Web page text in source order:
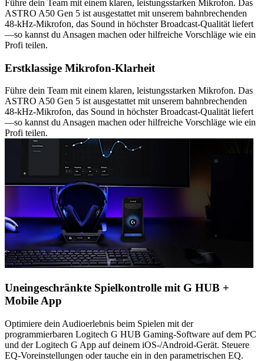
Führe dein Team mit einem klaren, leistungsstarken Mikrofon. Das
ASTRO A50 Gen 5 ist ausgestattet mit unserem bahnbrechenden
48-kHz-Mikrofon, das Sound in höchster Broadcast-Qualität liefert
—so kannst du Ansagen machen oder hilfreiche Vorschläge wie ein
Profi teilen.
Erstklassige Mikrofon-Klarheit
Führe dein Team mit einem klaren, leistungsstarken Mikrofon. Das
ASTRO A50 Gen 5 ist ausgestattet mit unserem bahnbrechenden
48-kHz-Mikrofon, das Sound in höchster Broadcast-Qualität liefert
—so kannst du Ansagen machen oder hilfreiche Vorschläge wie ein
Profi teilen.
Uneingeschränkte Spielkontrolle mit G HUB +
Mobile App
Optimiere dein Audioerlebnis beim Spielen mit der
programmierbaren Logitech G HUB Gaming-Software auf dem PC
und der Logitech G App auf deinem iOS-/Android-Gerät. Steuere
EQ-Voreinstellungen oder tauche ein in den parametrischen EQ.